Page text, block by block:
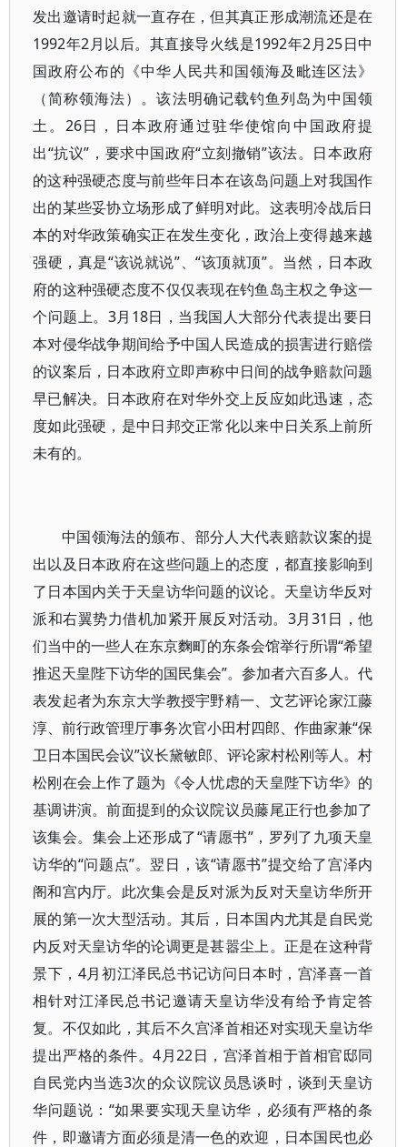
发出邀请时起就一直存在，但其真正形成潮流还是在
1992年2月以后。其直接导火线是1992年2月25日中
国政府公布的《中华人民共和国领海及毗连区法》
（简称领海法）。该法明确记载钓鱼列岛为中国领
土。26日，日本政府通过驻华使馆向中国政府提
出“抗议”，要求中国政府“立刻撤销”该法。日本政府
的这种强硬态度与前些年日本在该岛问题上对我国作
出的某些妥协立场形成了鲜明对此。这表明冷战后日
本的对华政策确实正在发生变化，政治上变得越来越
强硬，真是“该说就说”、“该顶就顶”。当然，日本政
府的这种强硬态度不仅仅表现在钓鱼岛主权之争这一
个问题上。3月18日，当我国人大部分代表提出要日
本对侵华战争期间给予中国人民造成的损害进行赔偿
的议案后，日本政府立即声称中日间的战争赔款问题
早已解决。日本政府在对华外交上反应如此迅速，态
度如此强硬，是中日邦交正常化以来中日关系上前所
未有的。
中国领海法的颁布、部分人大代表赔款议案的提
出以及日本政府在这些问题上的态度，都直接影响到
了日本国内关于天皇访华问题的议论。天皇访华反对
派和右翼势力借机加紧开展反对活动。3月31日，他
们当中的一些人在东京麴町的东条会馆举行所谓“希望
推迟天皇陛下访华的国民集会”。参加者六百多人。代
表发起者为东京大学教授宇野精一、文艺评论家江藤
淳、前行政管理厅事务次官小田村四郎、作曲家兼“保
卫日本国民会议”议长黛敏郎、评论家村松刚等人。村
松刚在会上作了题为《令人忧虑的天皇陛下访华》的
基调讲演。前面提到的众议院议员藤尾正行也参加了
该集会。集会上还形成了“请愿书”，罗列了九项天皇
访华的“问题点”。翌日，该“请愿书”提交给了宫泽内
阁和宫内厅。此次集会是反对派为反对天皇访华所开
展的第一次大型活动。其后，日本国内尤其是自民党
内反对天皇访华的论调更是甚嚣尘上。正是在这种背
景下，4月初江泽民总书记访问日本时，宫泽喜一首
相针对江泽民总书记邀请天皇访华没有给予肯定答
复。不仅如此，其后不久宫泽首相还对实现天皇访华
提出严格的条件。4月22日，宫泽首相于首相官邸同
自民党内当选3次的众议院议员恳谈时，谈到天皇访
华问题说：“如果要实现天皇访华，必须有严格的条
件，即邀请方面必须是清一色的欢迎，日本国民也必